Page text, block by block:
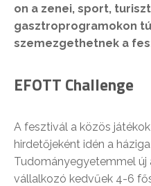
on a zenei, sport,
gasztroprogramokon
szemezgethetnek a
EFOTT Challenge
A fesztivál a közös
hirdetőjeként idén a
Tudományegyetemmel új
vállalkozó kedvűek 4-6